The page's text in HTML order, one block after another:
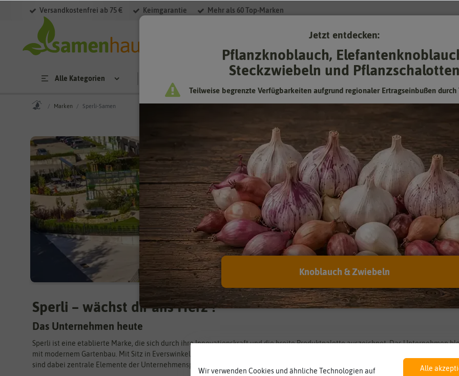
Versandkostenfrei ab 75 € Keimgarantie Mehr als 60 Top-Marken
Alle Kategorien
Marken Sperli-Samen
Sperli – wächst dir ans Herz !
Das Unternehmen heute
Sperli ist eine etablierte Marke, die sich durch ihre Innovationskraft und die breite Produktpalette auszeichnet. Das Unternehmen
mit modernem Gartenbau. Mit Sitz in Everswinkel, Westfalen, bietet Sperli Saatgut für Hobbygärtner und professionelle
sind dabei zentrale Elemente der Unternehmensphilosophie. Sperli hat sich einen festen Platz im deutschen Markt erarbeitet und
Wir verwenden Cookies und ähnliche Technologien auf
Alle
Jetzt entdecken:
Pflanzknoblauch,
Steckzwiebeln und Pflanzschalotten
Teilweise begrenzte Verfügbarkeiten aufgrund regionaler Ertragseinbußen durch
Knoblauch & Zwiebeln